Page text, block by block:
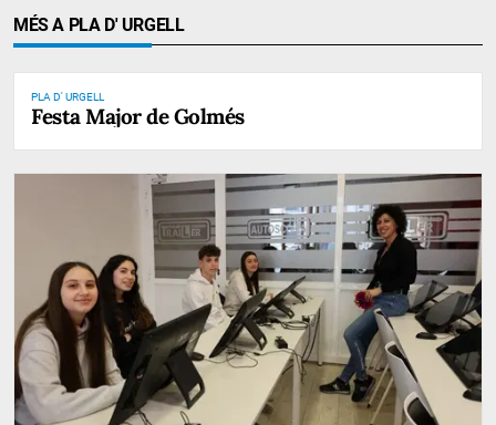
MÉS A PLA D' URGELL
PLA D' URGELL
Festa Major de Golmés